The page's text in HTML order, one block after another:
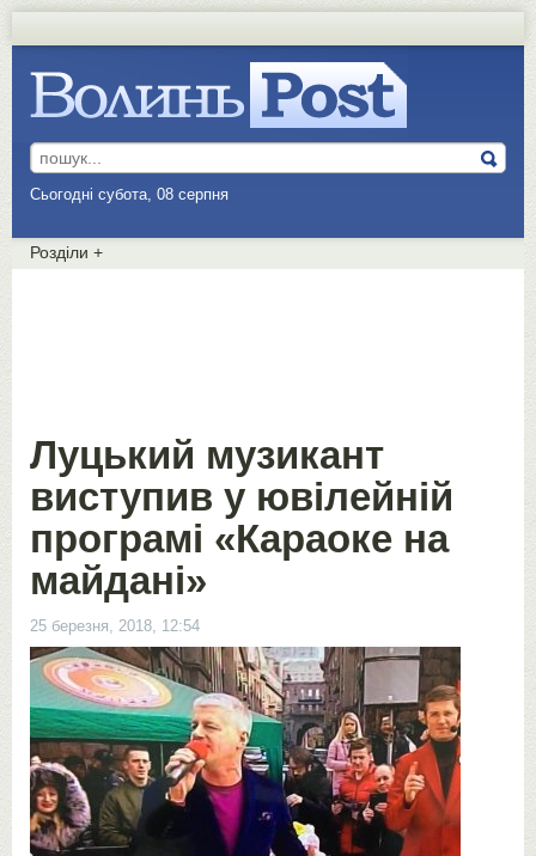
Сьогодні субота, 08 серпня
Розділи +
Луцький музикант
виступив у ювілейній
програмі «Караоке на
майдані»
25 березня, 2018, 12:54